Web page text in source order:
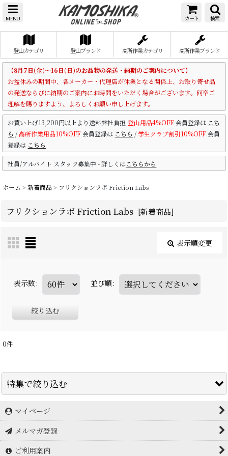
MENU カート 検索
登山カテゴリ 登山ブランド 高所作業カテゴリ 高所作業ブランド
【8月7日(金)～16日(日)のお品物の発送・納期のご案内について】
お盆休みの期間中、各メーカー・代理店が休業となる関係上、お取り寄せ品
の発送ならびに納期のご案内にお時間をいただく場合がございます。何卒ご
理解を賜りますよう、よろしくお願い申し上げます。
お買い上げ13,200円以上より送料弊社負担 登山用品4%OFF 会員登録は こち
ら /高所作業用品10%OFF 会員登録は こちら /学生クラブ割引10%OFF 会員
登録は こちら
社員/アルバイト スタッフ募集中 - 詳しくはこちらから
ホーム > 新着商品> フリクションラボ Friction Labs
フリクションラボ Friction Labs [新着商品]
表示順変更
表示数: 並び順:
絞り込む
0件
特集で絞り込む
アイスブレーカー icebreaker
アークテリクス Arc'teryx
マイページ
メルマガ登録
ご利用案内